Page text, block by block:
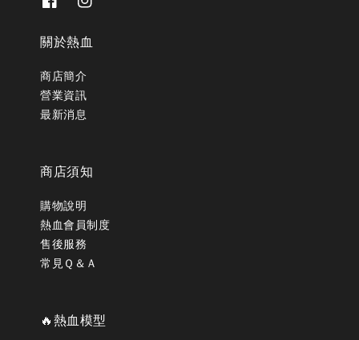
關於熱血
商店簡介
營業資訊
最新消息
商店須知
購物說明
熱血會員制度
售後服務
常見Ｑ＆Ａ
🔥熱血模型